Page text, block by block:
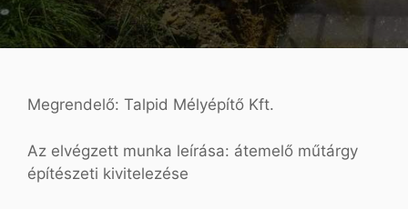
Megrendelő: Talpid Mélyépítő Kft.
Az elvégzett munka leírása: átemelő műtárgy
építészeti kivitelezése